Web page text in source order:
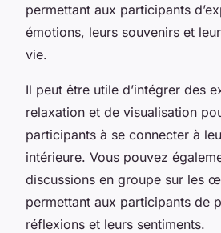
permettant aux participants
émotions, leurs souvenirs et
vie.
Il peut être utile d’intégrer des
relaxation et de visualisation
participants à se connecter à
intérieure. Vous pouvez
discussions en groupe sur les
permettant aux participants de
réflexions et leurs sentiments.